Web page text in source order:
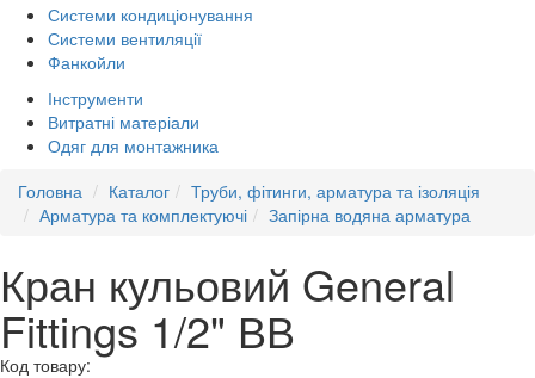
Системи кондиціонування
Системи вентиляції
Фанкойли
Інструменти
Витратні матеріали
Одяг для монтажника
Головна
Каталог
Труби, фітинги, арматура та ізоляція
Арматура та комплектуючі
Запірна водяна арматура
Кран кульовий General
Fittings 1/2" ВВ
Код товару: